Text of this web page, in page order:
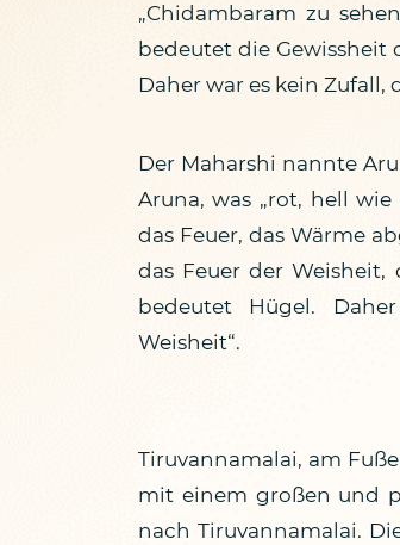
„Chidambaram zu
bedeutet die Gewissheit
Daher war es kein
Der Maharshi nannte
Aruna, was „rot, hell
das Feuer, das Wärme
das Feuer der
bedeutet Hügel.
Weisheit“.
Tiruvannamalai, am
mit einem großen und
nach Tiruvannamalai.